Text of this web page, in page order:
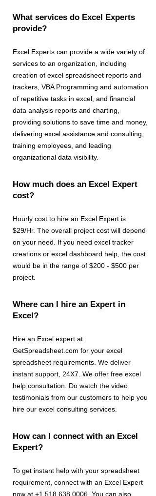
What services do Excel Experts
provide?
Excel Experts can provide a wide variety of
services to an organization, including
creation of excel spreadsheet reports and
trackers, VBA Programming and automation
of repetitive tasks in excel, and financial
data analysis reports and charting,
providing solutions to save time and money,
delivering excel assistance and consulting,
training employees, and leading
organizational data visibility.
How much does an Excel Expert
cost?
Hourly cost to hire an Excel Expert is
$29/Hr. The overall project cost will depend
on your need. If you need excel tracker
creations or excel dashboard help, the cost
would be in the range of $200 - $500 per
project.
Where can I hire an Expert in
Excel?
Hire an Excel expert at
GetSpreadsheet.com for your excel
spreadsheet requirements. We deliver
instant support, 24X7. We offer free excel
help consultation. Do watch the video
testimonials from our customers to help you
hire our excel consulting services.
How can I connect with an Excel
Expert?
To get instant help with your spreadsheet
requirement, connect with an Excel Expert
now at +1 518 638 0006. You can also